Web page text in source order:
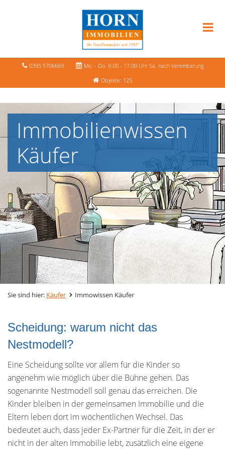
0395 5706669
Mo. - Do. 9.00 - 17.00 Uhr Sa. nach Vereinbarung
Objekte: 125
Immobilienwissen
Käufer
Sie sind hier: Käufer Immowissen Käufer
Scheidung: warum nicht das
Nestmodell?
Eine Scheidung sollte vor allem für die Kinder so
angenehm wie möglich über die Bühne gehen. Das
sogenannte Nestmodell soll genau das erreichen. Die
Kinder bleiben in der gemeinsamen Immobilie und die
Eltern leben dort im wöchentlichen Wechsel. Das
bedeutet auch, dass jeder Ex-Partner für die Zeit, in der er
nicht in der alten Immobilie lebt, zusätzlich eine eigene